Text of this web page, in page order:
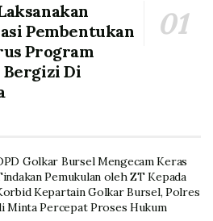
Pembentukan
Program
Bergizi Di
Golkar Bursel Mengecam Keras
Pemukulan oleh ZT Kepada
Kepartain Golkar Bursel, Polres
Minta Percepat Proses Hukum